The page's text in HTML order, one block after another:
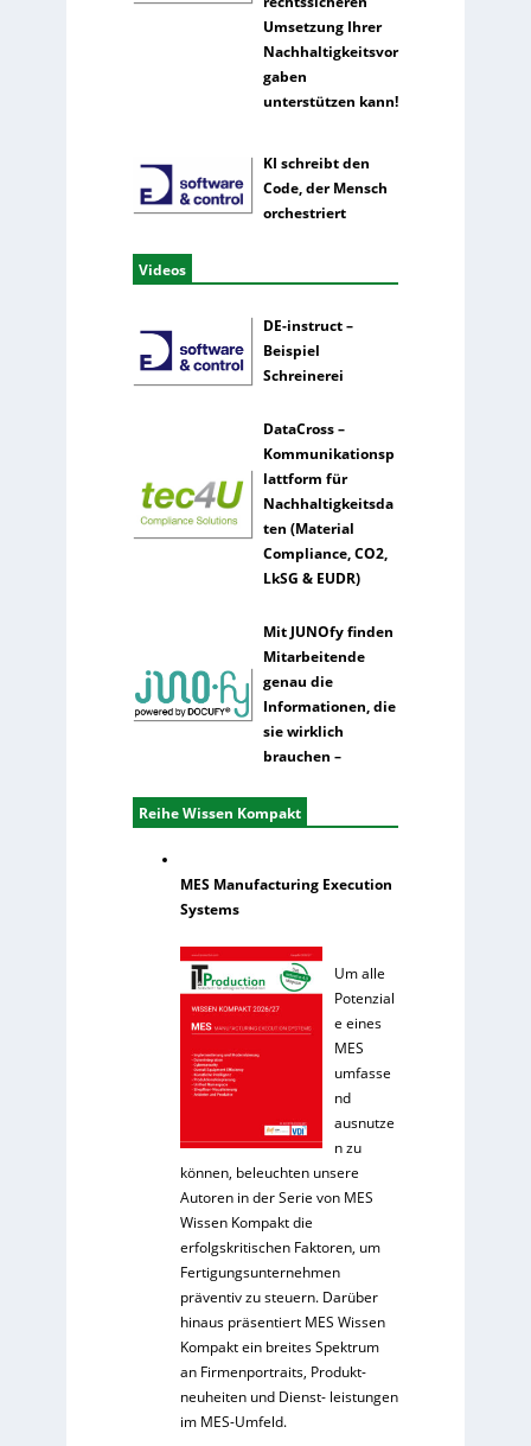
Umsetzung Ihrer
Nachhaltigkeitsvor
gaben
unterstützen kann!
KI schreibt den
Code, der Mensch
orchestriert
Videos
DE-instruct –
Beispiel
Schreinerei
DataCross –
Kommunikationsp
lattform für
Nachhaltigkeitsda
ten (Material
Compliance, CO2,
LkSG & EUDR)
Mit JUNOfy finden
Mitarbeitende
genau die
Informationen, die
sie wirklich
brauchen –
Reihe Wissen Kompakt
MES Manufacturing Execution
Systems
Um alle
Potenzial
e eines
MES
umfasse
nd
ausnutze
n zu
können, beleuchten unsere
Autoren in der Serie von MES
Wissen Kompakt die
erfolgskritischen Faktoren, um
Fertigungsunternehmen
präventiv zu steuern. Darüber
hinaus präsentiert MES Wissen
Kompakt ein breites Spektrum
an Firmenportraits, Produkt-
neuheiten und Dienst- leistungen
im MES-Umfeld.